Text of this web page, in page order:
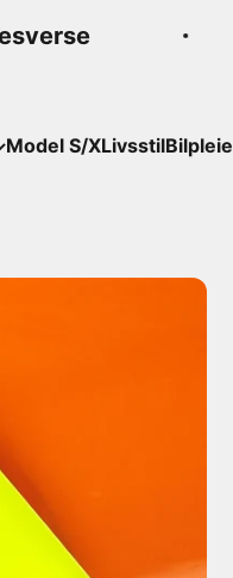
Model S/XLivsstilBilpleie